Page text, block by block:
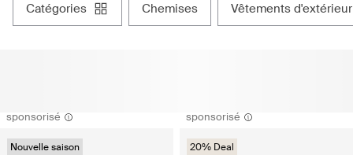
catégories chemises vêtements d'extérieur
sponsorisé
Nouvelle saison
sponsorisé
20% Deal